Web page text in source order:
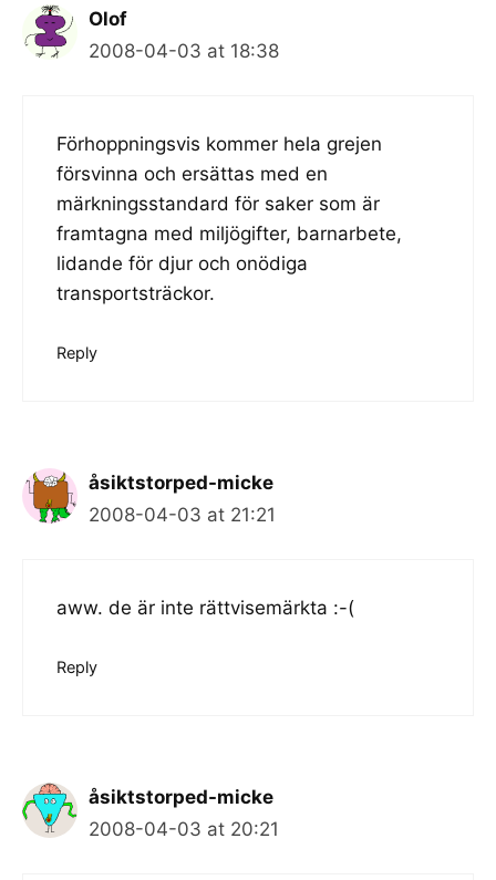
Olof
2008-04-03 at 18:38
Förhoppningsvis kommer hela grejen
försvinna och ersättas med en
märkningsstandard för saker som är
framtagna med miljögifter, barnarbete,
lidande för djur och onödiga
transportsträckor.
Reply
åsiktstorped-micke
2008-04-03 at 21:21
aww. de är inte rättvisemärkta :-(
Reply
åsiktstorped-micke
2008-04-03 at 20:21